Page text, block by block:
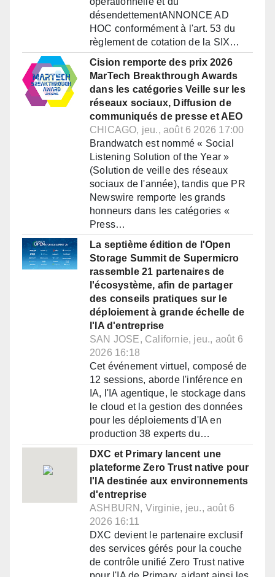
désendettementANNONCE AD
HOC conformément à l'art. 53 du
règlement de cotation de la SIX…
Cision remporte des prix 2026
MarTech Breakthrough Awards
dans les catégories Veille sur les
réseaux sociaux, Diffusion de
communiqués de presse et AEO
CHICAGO, jeu., août 6 2026 17:00
Brandwatch est nommé « Social
Listening Solution of the Year »
(Solution de veille des réseaux
sociaux de l'année), tandis que PR
Newswire remporte les grands
honneurs dans les catégories «
Press…
La septième édition de l'Open
Storage Summit de Supermicro
rassemble 21 partenaires de
l'écosystème, afin de partager
des conseils pratiques sur le
déploiement à grande échelle de
l'IA d'entreprise
SAN JOSE, Californie, jeu., août 6
2026 16:18
Cet événement virtuel, composé de
12 sessions, aborde l'inférence en
IA, l'IA agentique, le stockage dans
le cloud et la gestion des données
pour les déploiements d'IA en
production 38 experts du…
DXC et Primary lancent une
plateforme Zero Trust native pour
l'IA destinée aux environnements
d'entreprise
ASHBURN, Virginie, jeu., août 6
2026 16:11
DXC devient le partenaire exclusif
des services gérés pour la couche
de contrôle unifié Zero Trust native